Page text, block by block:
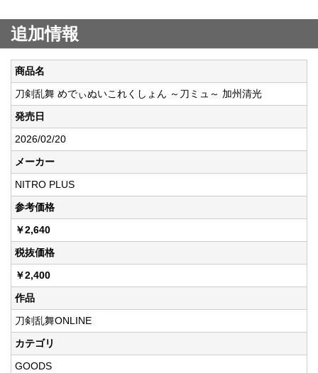
追加情報
商品名
刀剣乱舞 めでぃぬいこれくしょん ～刀ミュ～ 加州清光
発売日
2026/02/20
メーカー
NITRO PLUS
参考価格
￥2,640
税抜価格
￥2,400
作品
刀剣乱舞ONLINE
カテゴリ
GOODS